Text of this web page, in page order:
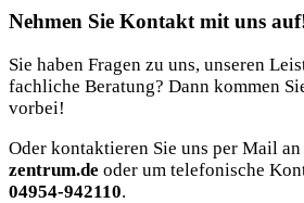
Nehmen Sie Kontakt mit uns
Sie haben Fragen zu uns, unseren
fachliche Beratung? Dann kommen
vorbei!
Oder kontaktieren Sie uns per Mail an
zentrum.de oder um telefonische
04954-942110.